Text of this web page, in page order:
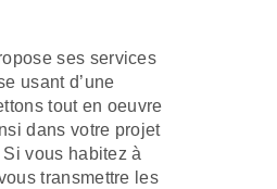
ses services
usant d’une
tout en oeuvre
dans votre projet
vous habitez à
transmettre les